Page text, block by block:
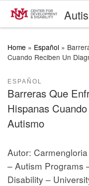
Skip to content
Home » Español »
Cuando Reciben Un
ESPAÑOL
Barreras Que
Hispanas
Autismo
Autor:
– Autism Programs
Disability –